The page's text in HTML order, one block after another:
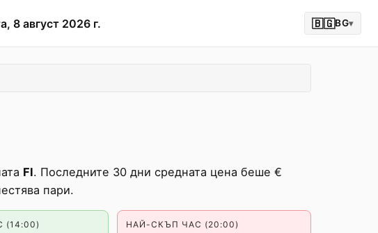
8 август 2026 г. 🇧🇬BG▾
FI. Последните 30 дни средната цена беше €
пари.
(14:00) НАЙ-СКЪП ЧАС (20:00)